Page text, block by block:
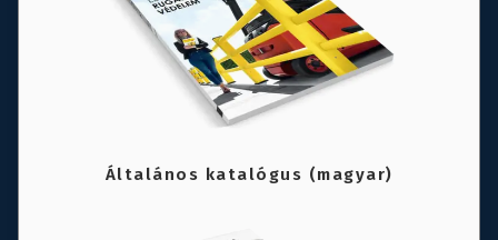
Általános katalógus (magyar)